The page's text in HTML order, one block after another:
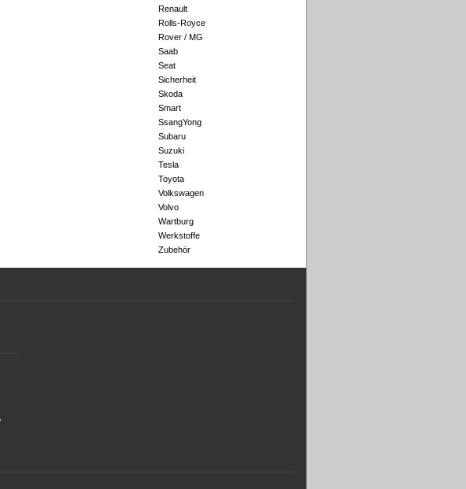
Renault
Rolls-Royce
Rover / MG
Saab
Seat
Sicherheit
Skoda
Smart
SsangYong
Subaru
Suzuki
Tesla
Toyota
Volkswagen
Volvo
Wartburg
Werkstoffe
Zubehör